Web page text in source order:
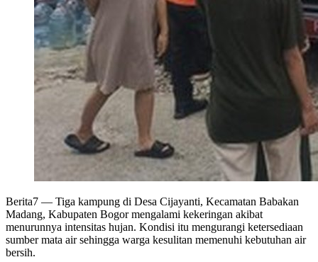
Berita7 — Tiga kampung di Desa Cijayanti, Kecamatan Babakan
Madang, Kabupaten Bogor mengalami kekeringan akibat
menurunnya intensitas hujan. Kondisi itu mengurangi ketersediaan
sumber mata air sehingga warga kesulitan memenuhi kebutuhan air
bersih.